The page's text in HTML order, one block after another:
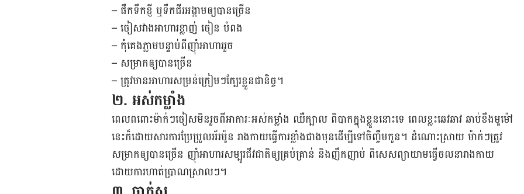
– ផឹកទឹកខ្ញី ឬទឹកជីរអង្កាមឲ្យបានច្រើន
– ចៀសវាងអាហារខ្លាញ់ ចៀន បំពង
– កុំគេងភ្លាមបន្ទាប់ពីញ៉ាំអាហាររួច
– សម្រាកឲ្យបានច្រើន
– ត្រូវមានអាហារសម្រន់ក្រៀមៗក្បែរខ្លួនជានិច្ច។
២. អស់កម្លាំង
ពេល​ពពោះ​ម៉ាក់ៗ​ចៀស​មិន​រួច​ពី​អាការៈ​អស់​កម្លាំង ឈឺក្បាល ពិបាក​ក្នុង​ខ្លួន​នោះ​ទេ ពេលខ្លះ​ឆេវ​ឆាវ ឆាប់​ខឹង​មួម៉ៅ
នេះ​ក៏​ដោយសារ​ការ​ប្រែប្រួល​អ័រម៉ូន ​រាង​កាយ​ធ្វើ​ការ​ខ្លាំង​ជាង​មុន​ដើម្បី​ទៅ​ចិញ្ចឹម​កូន។ ដំណោះ​ស្រាយ ម៉ាក់ៗ​ត្រូវ​
សម្រាក​ឲ្យ​បាន​ច្រើន ញ៉ាំ​អាហារ​សម្បូរ​ជីវជាតិ​ឲ្យ​គ្រប់គ្រាន់ និង​ញឹក​ញាប់ ពិសេស​ព្យាយាម​ធ្វើ​ចលនា​រាងកាយ​
ដោយ​កា​រហាត់​ប្រាណ​ស្រាលៗ។